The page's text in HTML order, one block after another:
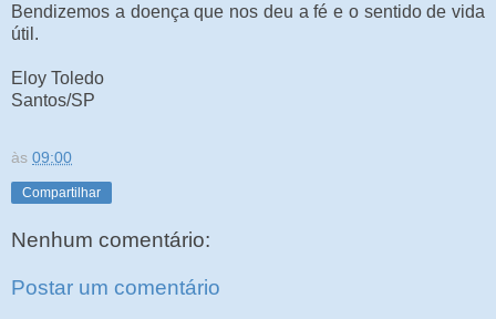
Bendizemos a doença que nos deu a fé e o sentido de vida
útil.
Eloy Toledo
Santos/SP
às 09:00
Compartilhar
Nenhum comentário:
Postar um comentário